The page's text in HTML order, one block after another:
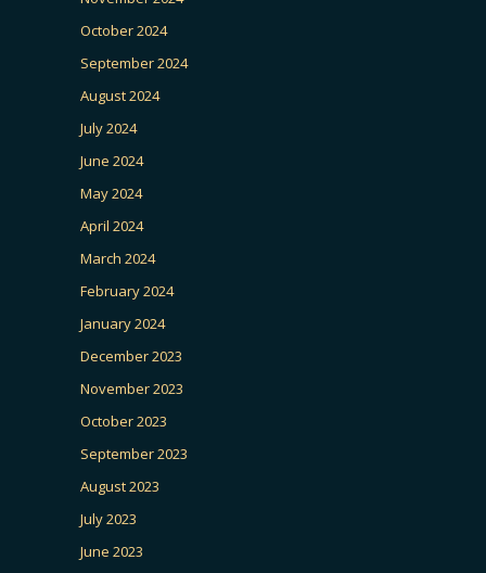
October 2024
September 2024
August 2024
July 2024
June 2024
May 2024
April 2024
March 2024
February 2024
January 2024
December 2023
November 2023
October 2023
September 2023
August 2023
July 2023
June 2023